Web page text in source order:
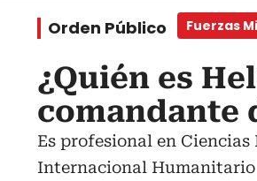
Orden Público Fuerzas
¿Quién es
comandante
Es profesional en
Internacional Humanitario